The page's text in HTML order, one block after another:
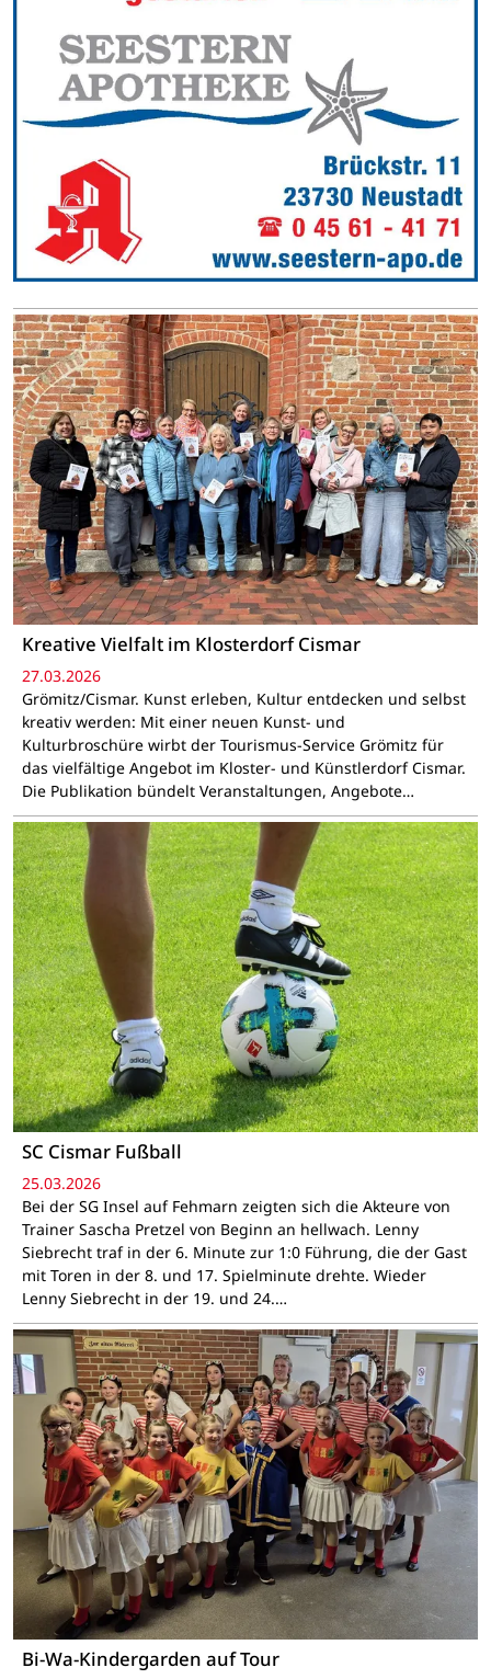
Kreative Vielfalt im Klosterdorf Cismar
27.03.2026
Grömitz/Cismar. Kunst erleben, Kultur entdecken und selbst
kreativ werden: Mit einer neuen Kunst- und
Kulturbroschüre wirbt der Tourismus-Service Grömitz für
das vielfältige Angebot im Kloster- und Künstlerdorf Cismar.
Die Publikation bündelt Veranstaltungen, Angebote…
SC Cismar Fußball
25.03.2026
Bei der SG Insel auf Fehmarn zeigten sich die Akteure von
Trainer Sascha Pretzel von Beginn an hellwach. Lenny
Siebrecht traf in der 6. Minute zur 1:0 Führung, die der Gast
mit Toren in der 8. und 17. Spielminute drehte. Wieder
Lenny Siebrecht in der 19. und 24.…
Bi-Wa-Kindergarden auf Tour